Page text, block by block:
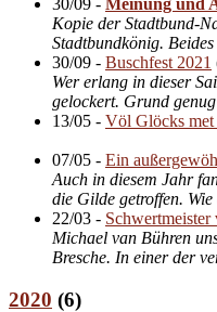
30/09 - Meinung und
Kopie der Stadtbund-
Stadtbundkönig.
30/09 - Buschfest 2021
Wer erlang in dieser
gelockert. Grund
13/05 - Völ Glöcks met
07/05 - Ein
Auch in diesem Jahr
die Gilde getroffen.
22/03 -
Michael van Bühren
Bresche. In einer der
2020 (6)